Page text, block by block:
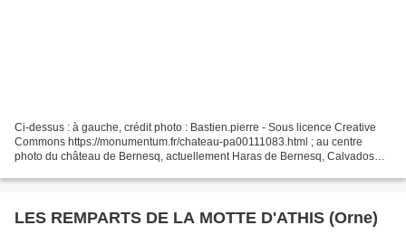
Ci-dessus : à gauche, crédit photo : Bastien.pierre - Sous licence Creative
Commons https://monumentum.fr/chateau-pa00111083.html ; au centre
photo du château de Bernesq, actuellement Haras de Bernesq, Calvados
LES REMPARTS DE LA MOTTE D'ATHIS (Orne)